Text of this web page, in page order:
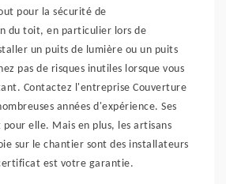
pour la sécurité de
du toit, en particulier lors de
un puits de lumière ou un puits
pas de risques inutiles lorsque vous
Contactez l'entreprise Couverture
années d'expérience. Ses
elle. Mais en plus, les artisans
sur le chantier sont des installateurs
est votre garantie.